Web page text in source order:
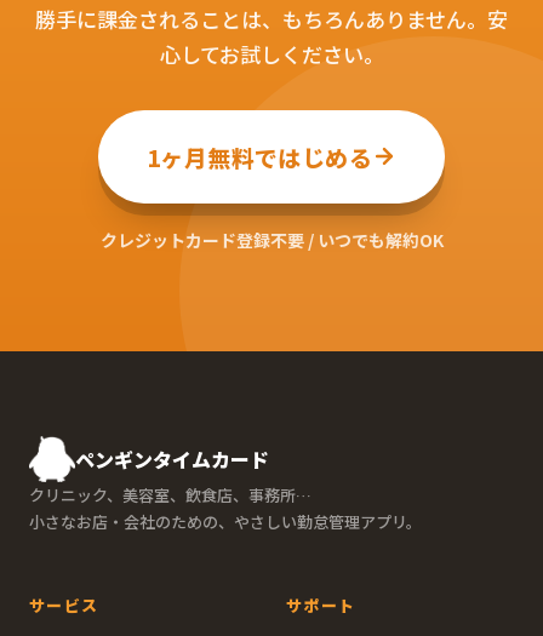
勝手に課金されることは、もちろんありません。安
心してお試しください。
1ヶ月無料ではじめる
クレジットカード登録不要 / いつでも解約OK
ペンギンタイムカード
クリニック、美容室、飲食店、事務所…
小さなお店・会社のための、やさしい勤怠管理アプリ。
サービス サポート